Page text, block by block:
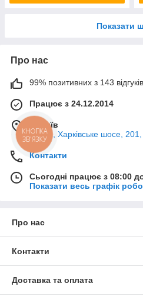
Показати
Про нас
99% позитивних з 143
Працює з 24.12.2014
м. Київ
02121, Харківське шосе, 201,
Контакти
Сьогодні працює з 08:00
Показати весь графік
Про нас
Контакти
Доставка та оплата
КНОПКА
ЗВ'ЯЗКУ